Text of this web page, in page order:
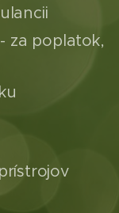
za poplatok,